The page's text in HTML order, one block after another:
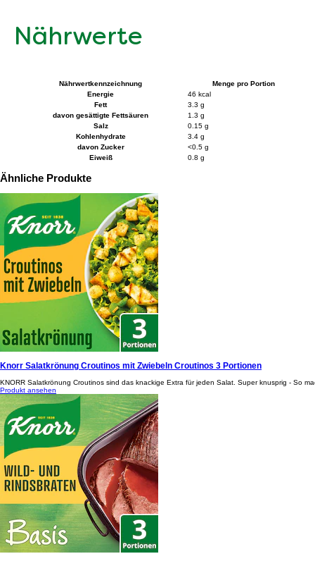
Nährwerte
Nährwertkennzeichnung
Menge pro Portion
Energie
46 kcal
Fett
3.3 g
davon gesättigte Fettsäuren
1.3 g
Salz
0.15 g
Kohlenhydrate
3.4 g
davon Zucker
<0.5 g
Eiweiß
0.8 g
Ähnliche Produkte
Knorr Salatkrönung Croutinos mit Zwiebeln Croutinos 3 Portionen
KNORR Salatkrönung Croutinos sind das knackige Extra für jeden Salat. Super knusprig - So
Produkt ansehen